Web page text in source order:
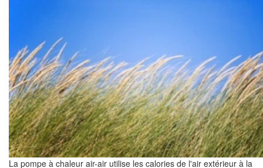
La pompe à chaleur air-air utilise les calories de l'air extérieur à la